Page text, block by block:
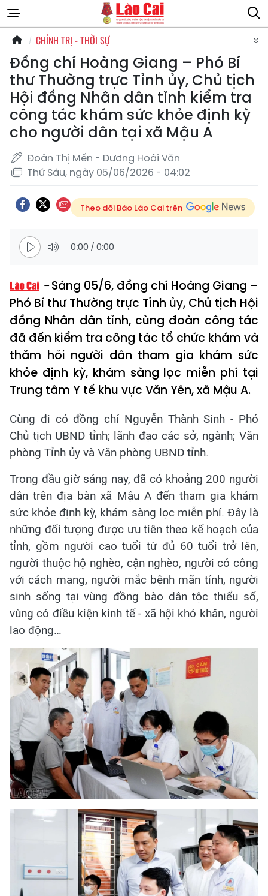
CHÍNH TRỊ - THỜI SỰ
Đồng chí Hoàng Giang – Phó Bí
thư Thường trực Tỉnh ủy, Chủ tịch
Hội đồng Nhân dân tỉnh kiểm tra
công tác khám sức khỏe định kỳ
cho người dân tại xã Mậu A
Đoàn Thị Mến - Dương Hoài Văn
Thứ Sáu, ngày 05/06/2026 - 04:02
Theo dõi Báo Lào Cai trên
0:00 /0:00
Sáng 05/6, đồng chí Hoàng Giang –
Phó Bí thư Thường trực Tỉnh ủy, Chủ tịch Hội
đồng Nhân dân tỉnh, cùng đoàn công tác
đã đến kiểm tra công tác tổ chức khám và
thăm hỏi người dân tham gia khám sức
khỏe định kỳ, khám sàng lọc miễn phí tại
Trung tâm Y tế khu vực Văn Yên, xã Mậu A.
Cùng đi có đồng chí Nguyễn Thành Sinh - Phó
Chủ tịch UBND tỉnh; lãnh đạo các sở, ngành; Văn
phòng Tỉnh ủy và Văn phòng UBND tỉnh.
Trong đầu giờ sáng nay, đã có khoảng 200 người
dân trên địa bàn xã Mậu A đến tham gia khám
sức khỏe định kỳ, khám sàng lọc miễn phí. Đây là
những đối tượng được ưu tiên theo kế hoạch của
tỉnh, gồm người cao tuổi từ đủ 60 tuổi trở lên,
người thuộc hộ nghèo, cận nghèo, người có công
với cách mạng, người mắc bệnh mãn tính, người
sinh sống tại vùng đồng bào dân tộc thiểu số,
vùng có điều kiện kinh tế - xã hội khó khăn, người
lao động…